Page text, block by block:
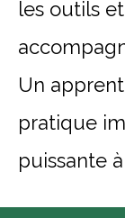
les outils
Un
pratique
puissante